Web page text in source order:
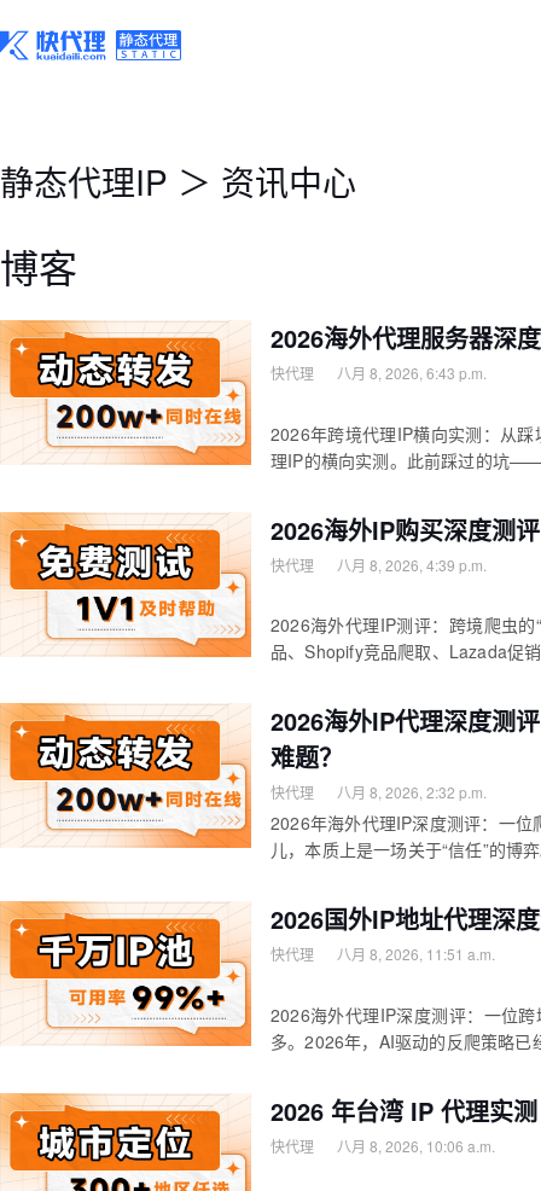
静态代理IP ＞ 资讯中心
博客
2026海外代理服务器深
快代理 八月 8, 2026, 6:43 p.m.
2026年跨境代理IP横向实测：从
理IP的横向实测。此前踩过的坑
2026海外IP购买深度测
快代理 八月 8, 2026, 4:39 p.m.
2026海外代理IP测评：跨境爬虫
品、Shopify竞品爬取、Lazada促
2026海外IP代理深度测
难题？
快代理 八月 8, 2026, 2:32 p.m.
2026年海外代理IP深度测评：一
儿，本质上是一场关于“信任”的
2026国外IP地址代理深
快代理 八月 8, 2026, 11:51 a.m.
2026海外代理IP深度测评：一位
多。2026年，AI驱动的反爬策略
2026 年台湾 IP 代理实
快代理 八月 8, 2026, 10:06 a.m.